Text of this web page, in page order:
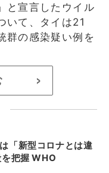
と宣言したウイル
いて、タイは21
群の感染疑い例を
>
「新型コロナとは違
把握 WHO